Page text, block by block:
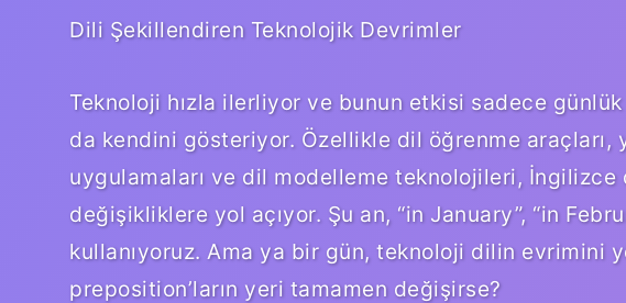
Dili Şekillendiren Teknolojik Devrimler
Teknoloji hızla ilerliyor ve bunun etkisi sadece günlük
da kendini gösteriyor. Özellikle dil öğrenme araçları,
uygulamaları ve dil modelleme teknolojileri,
değişikliklere yol açıyor. Şu an, “in January”, “in
kullanıyoruz. Ama ya bir gün, teknoloji dilin evrimini
preposition’ların yeri tamamen değişirse?